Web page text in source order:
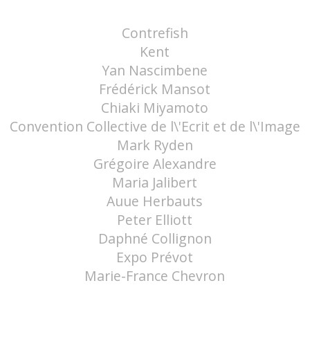
Contrefish
Kent
Yan Nascimbene
Frédérick Mansot
Chiaki Miyamoto
Convention Collective de l\'Ecrit et de l\'Image
Mark Ryden
Grégoire Alexandre
Maria Jalibert
Auue Herbauts
Peter Elliott
Daphné Collignon
Expo Prévot
Marie-France Chevron